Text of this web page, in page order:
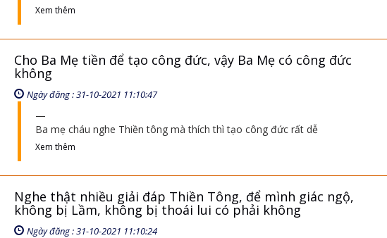
Xem thêm
Cho Ba Mẹ tiền để tạo công đức, vậy Ba Mẹ có công đức
không
Ngày đăng : 31-10-2021 11:10:47
Ba mẹ cháu nghe Thiền tông mà thích thì tạo công đức rất dễ
Xem thêm
Nghe thật nhiều giải đáp Thiền Tông, để mình giác ngộ,
không bị Lầm, không bị thoái lui có phải không
Ngày đăng : 31-10-2021 11:10:24